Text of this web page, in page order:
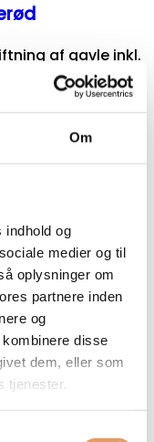
Om
indhold og
medier og til
oplysninger om
partnere inden
og
disse
dem, eller som
tjenester.
af gavle inkl.
Arbejdet
konstruktion,
med at give
har fået
hvor vi varetager
Med os
der